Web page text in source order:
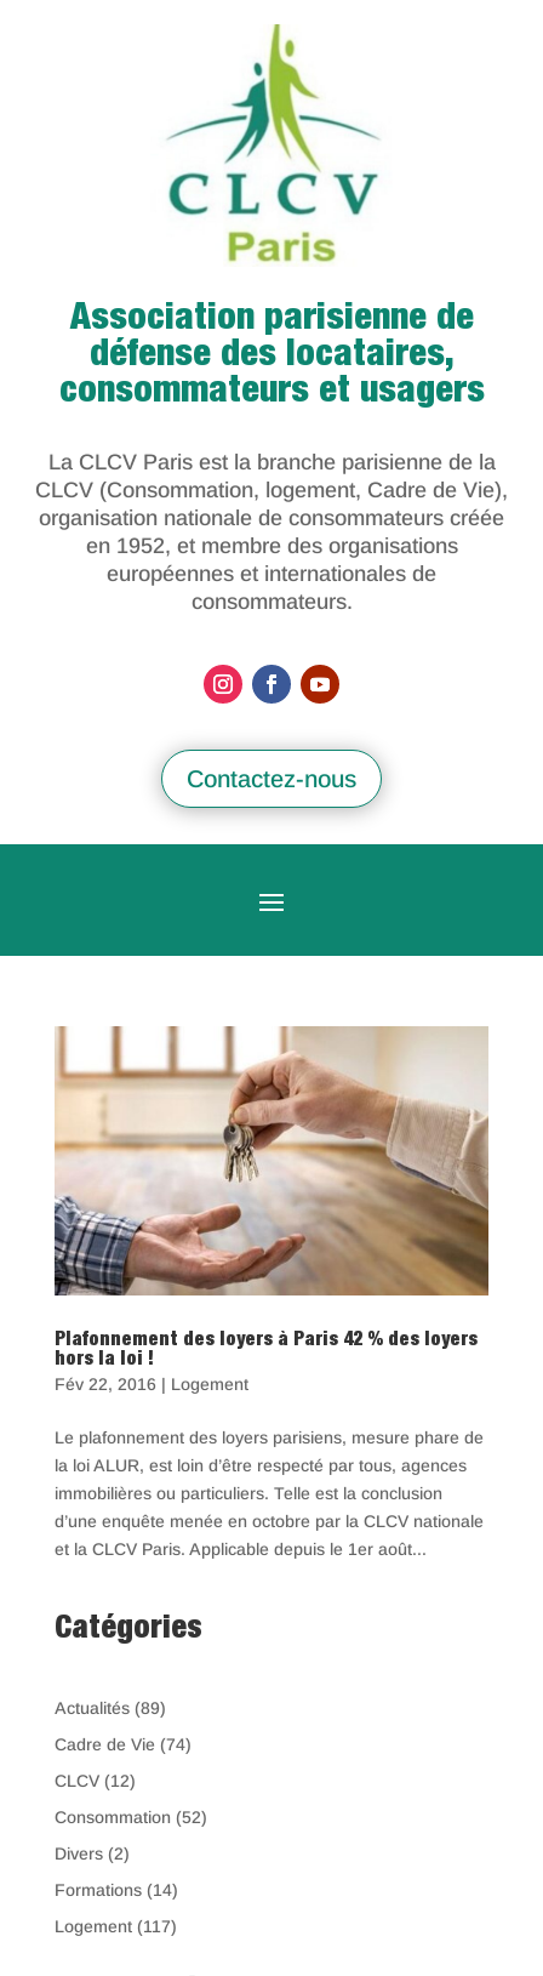
Association parisienne de
défense des locataires,
consommateurs et usagers
La CLCV Paris est la branche parisienne de la
CLCV (Consommation, logement, Cadre de Vie),
organisation nationale de consommateurs créée
en 1952, et membre des organisations
européennes et internationales de
consommateurs.
Contactez-nous
Plafonnement des loyers à Paris 42 % des loyers
hors la loi !
Fév 22, 2016 | Logement
Le plafonnement des loyers parisiens, mesure phare de
la loi ALUR, est loin d’être respecté par tous, agences
immobilières ou particuliers. Telle est la conclusion
d’une enquête menée en octobre par la CLCV nationale
et la CLCV Paris. Applicable depuis le 1er août...
Catégories
Actualités(89)
Cadre de Vie (74)
CLCV(12)
Consommation (52)
Divers(2)
Formations(14)
Logement(117)